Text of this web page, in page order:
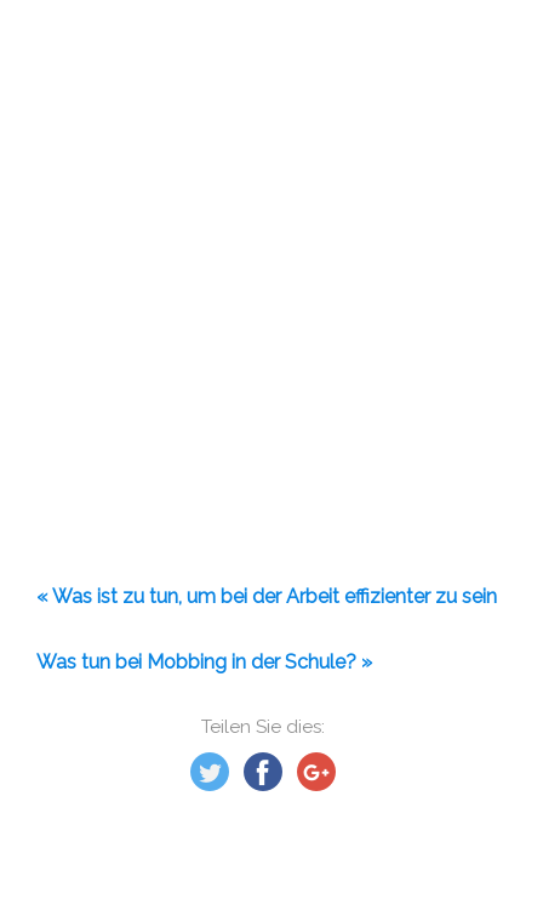
Teilen Sie dies:
« Was ist zu tun, um bei der Arbeit effizienter zu sein
Was tun bei Mobbing in der Schule? »